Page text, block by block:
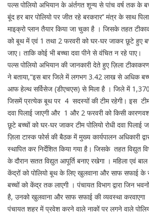
पल्स पोलियो अभियान के अंर्तगत शून्य से पांच वर्ष तक के
बूंद हर बार पोलियो पर जीत रहे बरकरार’’ मंत्र के साथ
माइक्रो प्लान तैयार किया जा चुका है । जिसके तहत
को बूथ में एवं 1 तथा 2 फरवरी को घर-घर जाकर छूटे हुए
जाए। ताकि कोई भी बच्चा दवा पीने से वंचित न रहे पाए।
पल्स पोलियो अभियान की जानकारी देते हुए ज़िला
ने बताया,“इस बार जिले में लगभग 3.42 लाख से अधिक
आफ हेल्थ सर्विसेज (डीएचएस) से मिला है । जिले में
जिसमें प्रत्येक बूथ पर 4 सदस्यों की टीम रहेगी। इस टीम
दवा पिलाई जाएगी और 1 और 2 फरवरी को किसी कारणवश
छूटे बच्चों को घर-घर जाकर टीम पोलियो रोधी दवा पिलाई
ज़िला टास्क फोर्स की बैठक में मुख्य कार्यपालन अधिकारी
स्थापित कर निर्देशित किया गया है। जिसके तहत विद्युत
के दौरान सतत विद्युत आपूर्ति बनाए रखेगा । महिला एवं
केंद्रों को पोलियो बूथ के लिए खुलवाना और साफ सफाई
बच्चों को केंद्र तक लाएगी । पंचायत विभाग द्वारा जिन
है, उनको खुलवाना और साफ सफाई की व्यवस्था
पंचायत शहर में प्रवेश करने वाले नाकों पर लगने वाले